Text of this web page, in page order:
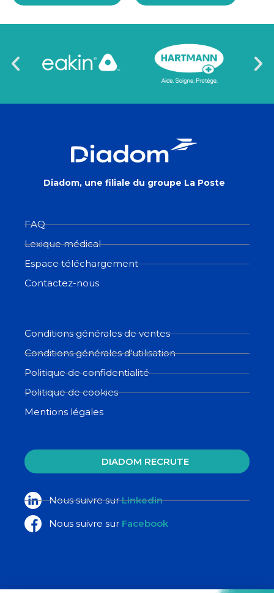
Diadom, une filiale du groupe La Poste
FAQ
Lexique médical
Espace téléchargement
Contactez-nous
Conditions générales de ventes
Conditions générales d'utilisation
Politique de confidentialité
Politique de cookies
Mentions légales
DIADOM RECRUTE
Nous suivre surLinkedin
Nous suivre sur Facebook